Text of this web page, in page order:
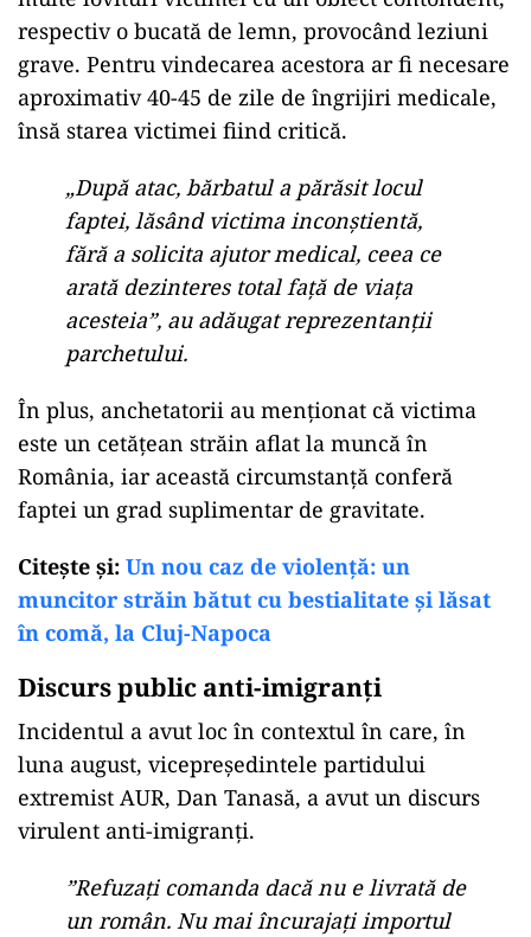
respectiv o bucată de lemn, provocând leziuni
grave. Pentru vindecarea acestora ar fi necesare
aproximativ 40-45 de zile de îngrijiri medicale,
însă starea victimei fiind critică.
„După atac, bărbatul a părăsit locul
faptei, lăsând victima inconștientă,
fără a solicita ajutor medical, ceea ce
arată dezinteres total față de viața
acesteia”, au adăugat reprezentanții
parchetului.
În plus, anchetatorii au menționat că victima
este un cetățean străin aflat la muncă în
România, iar această circumstanță conferă
faptei un grad suplimentar de gravitate.
Citeşte şi: Un nou caz de violență: un
muncitor străin bătut cu bestialitate și lăsat
în comă, la Cluj-Napoca
Discurs public anti-imigranţi
Incidentul a avut loc în contextul în care, în
luna august, vicepreședintele partidului
extremist AUR, Dan Tanasă, a avut un discurs
virulent anti-imigranți.
”Refuzați comanda dacă nu e livrată de
un român. Nu mai încurajați importul